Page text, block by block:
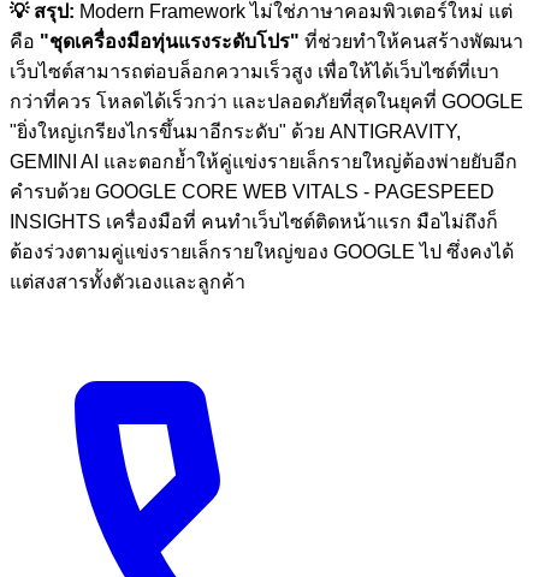
💡 สรุป: Modern Framework ไม่ใช่ภาษาคอมพิวเตอร์ใหม่ แต่
คือ "ชุดเครื่องมือทุ่นแรงระดับโปร" ที่ช่วยทำให้คนสร้างพัฒนา
เว็บไซต์สามารถต่อบล็อกความเร็วสูง เพื่อให้ได้เว็บไซต์ที่เบา
กว่าที่ควร โหลดได้เร็วกว่า และปลอดภัยที่สุดในยุคที่ GOOGLE
"ยิ่งใหญ่เกรียงไกรขึ้นมาอีกระดับ" ด้วย ANTIGRAVITY,
GEMINI AI และตอกย้ำให้คู่แข่งรายเล็กรายใหญ่ต้องพ่ายยับอีก
คำรบด้วย GOOGLE CORE WEB VITALS - PAGESPEED
INSIGHTS เครื่องมือที่ คนทำเว็บไซต์ติดหน้าแรก มือไม่ถึงก็
ต้องร่วงตามคู่แข่งรายเล็กรายใหญ่ของ GOOGLE ไป ซึ่งคงได้
แต่สงสารทั้งตัวเองและลูกค้า